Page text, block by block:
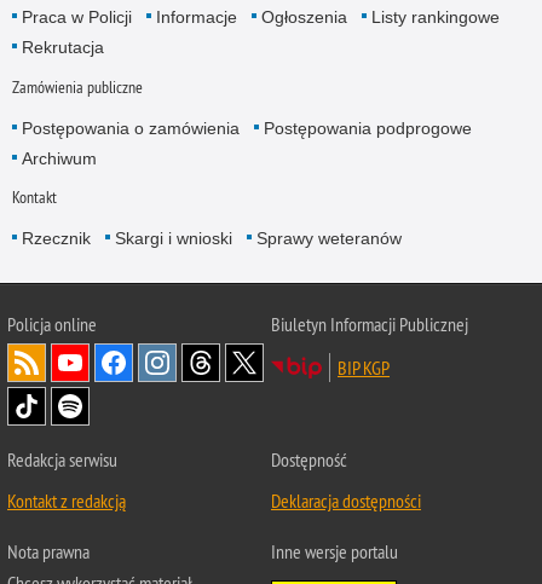
Praca w Policji Informacje Ogłoszenia
Listy rankingowe
Rekrutacja
Zamówienia publiczne
Postępowania o zamówienia
Postępowania podprogowe
Archiwum
Kontakt
Rzecznik Skargi i wnioski Sprawy weteranów
Policjaonline
Biuletyn Informacji Publicznej
BIP KGP
Redakcja serwisu
Kontakt z redakcją
Dostępność
Deklaracja dostępności
Nota prawna
Inne wersje portalu